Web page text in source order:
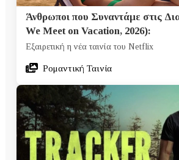
Άνθρωποι που Συναντάμε στις
We Meet on Vacation, 2026):
Εξαιρετική η νέα ταινία του Netflix
Ρομαντική Ταινία